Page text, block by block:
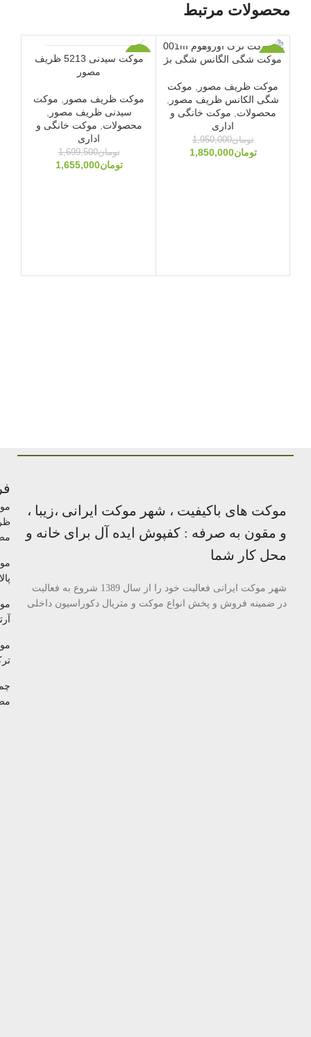
محصولات مرتبط
-5%
موکت شگی الگانس شگی بژ
موکت ظریف مصور
موکت
شگی الکانس ظریف مصور
محصولات
موکت خانگی و
اداری
تومان1,950,000
تومان1,850,000
-3%
موکت سیدنی 5213 ظریف
مصور
موکت ظریف مصور
موکت
سیدنی ظریف مصور
محصولات
موکت خانگی و
اداری
تومان1,699,500
تومان1,655,000
موکت های باکیفیت ، شهر موکت ایرانی ،زیبا ،
و مقون به صرفه : کفپوش ایده آل برای خانه و
محل کار شما
شهر موکت ایرانی فعالیت خود را از سال 1389 شروع به فعالیت
در ضمینه فروش و پخش انواع موکت و متریال دکوراسیون داخلی